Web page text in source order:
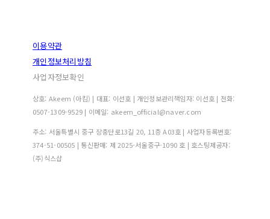
이용약관
개인정보처리방침
사업자정보확인
상호: Akeem (아킴) | 대표: 이선호 | 개인정보관리책임자: 이선호 | 전화:
0507-1309-9529 | 이메일: akeem_official@naver.com
주소: 서울특별시 중구 장충단로13길 20, 11층 A03호 | 사업자등록번호:
374-51-00505 | 통신판매: 제 2025-서울중구-1090 호 | 호스팅제공자:
(주)식스샵